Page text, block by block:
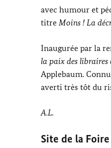
avec humour et
titre Moins ! La
Inaugurée par la
la paix des libraires
Applebaum.
averti très tôt du
A.L.
Site de la